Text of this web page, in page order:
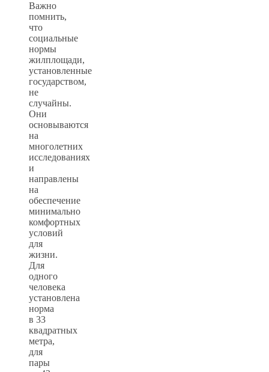
Важно
помнить,
что
социальные
нормы
жилплощади,
установленные
государством,
не
случайны.
Они
основываются
на
многолетних
исследованиях
и
направлены
на
обеспечение
минимально
комфортных
условий
для
жизни.
Для
одного
человека
установлена
норма
в 33
квадратных
метра,
для
пары